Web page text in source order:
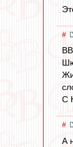
#
С
#
А